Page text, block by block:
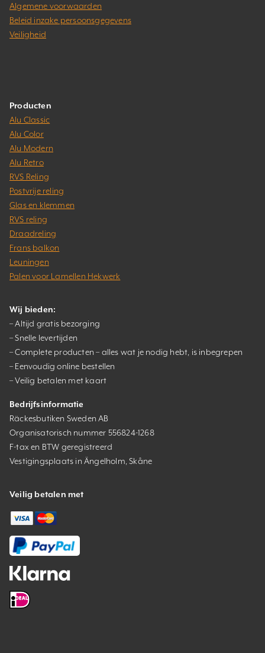
Algemene voorwaarden
Beleid inzake persoonsgegevens
Veiligheid
Producten
Alu Classic
Alu Color
Alu Modern
Alu Retro
RVS Reling
Postvrije reling
Glas en klemmen
RVS reling
Draadreling
Frans balkon
Leuningen
Palen voor Lamellen Hekwerk
Wij bieden:
– Altijd gratis bezorging
– Snelle levertijden
– Complete producten – alles wat je nodig hebt, is inbegrepen
– Eenvoudig online bestellen
– Veilig betalen met kaart
Bedrijfsinformatie
Räckesbutiken Sweden AB
Organisatorisch nummer 556824-1268
F-tax en BTW geregistreerd
Vestigingsplaats in Ängelholm, Skåne
Veilig betalen met